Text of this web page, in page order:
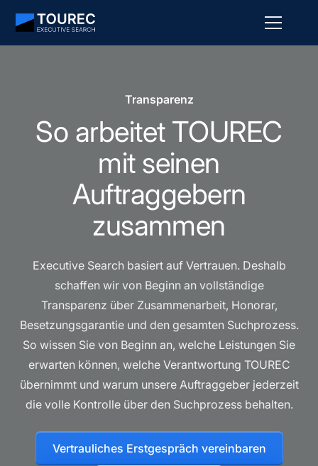
Transparenz
So arbeitet TOUREC
mit seinen
Auftraggebern
zusammen
Executive Search basiert auf Vertrauen. Deshalb
schaffen wir von Beginn an vollständige
Transparenz über Zusammenarbeit, Honorar,
Besetzungsgarantie und den gesamten Suchprozess.
So wissen Sie von Beginn an, welche Leistungen Sie
erwarten können, welche Verantwortung TOUREC
übernimmt und warum unsere Auftraggeber jederzeit
die volle Kontrolle über den Suchprozess behalten.
Vertrauliches Erstgespräch vereinbaren